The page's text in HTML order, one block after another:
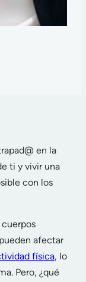
en la
ti y vivir una
con los
afectar
física, lo
Pero, ¿qué